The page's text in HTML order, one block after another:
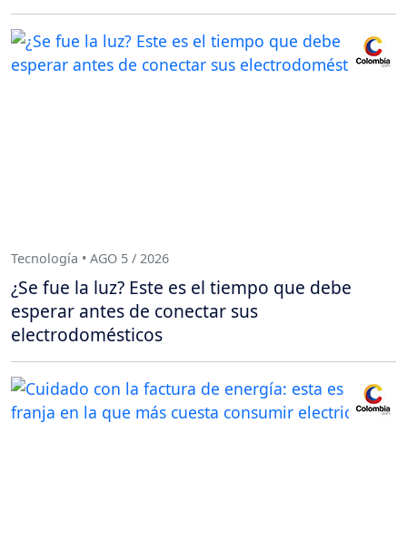
Tecnología • AGO 5 / 2026
¿Se fue la luz? Este es el tiempo que debe
esperar antes de conectar sus
electrodomésticos